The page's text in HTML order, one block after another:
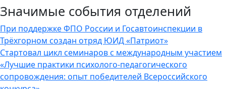
Значимые события отделений
При поддержке ФПО России и Госавтоинспекции в
Трёхгорном создан отряд ЮИД «Патриот»
Стартовал цикл семинаров с международным участием
«Лучшие практики психолого-педагогического
сопровождения: опыт победителей Всероссийского